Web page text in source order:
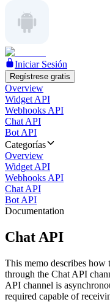
Iniciar Sesión
Regístrese gratis
Overview
Widget API
Webhooks API
Chat API
Bot API
Categorías
Overview
Widget API
Webhooks API
Chat API
Bot API
Documentation
Chat API
This memo describes how
through the Chat API
API channel is
required capable of